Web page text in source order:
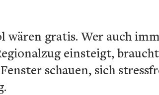
wären gratis. Wer auch
einsteigt,
schauen, sich